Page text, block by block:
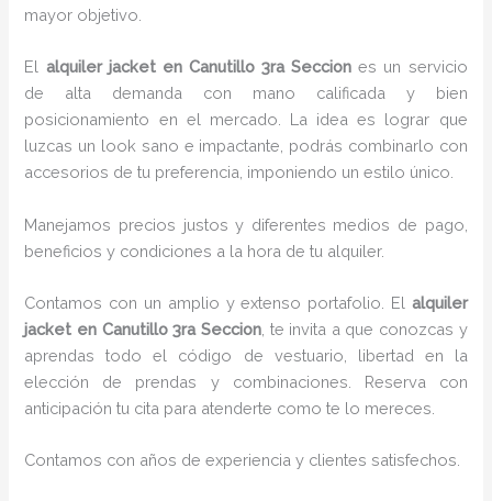
mayor objetivo.
El alquiler jacket en Canutillo 3ra Secciones un servicio
de alta demanda con mano calificada y bien
posicionamiento en el mercado. La idea es lograr que
luzcas un look sano e impactante, podrás combinarlo con
accesorios de tu preferencia, imponiendo un estilo único.
Manejamos precios justos y diferentes medios de pago,
beneficios y condiciones a la hora de tu alquiler.
Contamos con un amplio y extenso portafolio. El alquiler
jacket en Canutillo 3ra Seccion, te invita a que conozcas y
aprendas todo el código de vestuario, libertad en la
elección de prendas y combinaciones. Reserva con
anticipación tu cita para atenderte como te lo mereces.
Contamos con años de experiencia y clientes satisfechos.